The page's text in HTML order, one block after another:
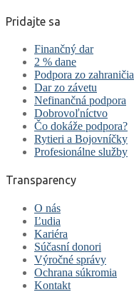
Pridajte sa
Finančný dar
2 % dane
Podpora zo zahraničia
Dar zo závetu
Nefinančná podpora
Dobrovoľníctvo
Čo dokáže podpora?
Rytieri a Bojovníčky
Profesionálne služby
Transparency
O nás
Ľudia
Kariéra
Súčasní donori
Výročné správy
Ochrana súkromia
Kontakt